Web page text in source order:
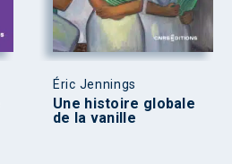
Éric Jennings
Une histoire globale
de la vanille